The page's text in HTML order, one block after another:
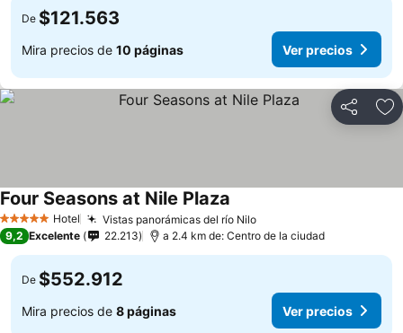
De $121.563
Mira precios de 10 páginas Ver precios
Compartir
5 Estrellas Hotel Vistas panorámicas del río Nilo
Four Seasons at Nile Plaza
9,2 Excelente 22.213 a 2.4 km de: Centro de la ciudad
De $552.912
Mira precios de 8 páginas Ver precios